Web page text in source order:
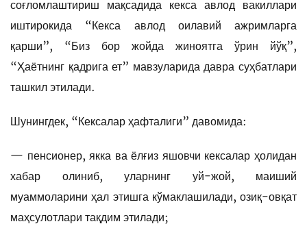
соғломлаштириш мақсадида кекса авлод вакиллари
иштирокида “Кекса авлод оилавий ажримларга
қарши”, “Биз бор жойда жиноятга ўрин йўқ”,
“Ҳаётнинг қадрига ет” мавзуларида давра суҳбатлари
ташкил этилади.
Шунингдек, “Кексалар ҳафталиги” давомида:
— пенсионер, якка ва ёлғиз яшовчи кексалар ҳолидан
хабар олиниб, уларнинг уй-жой, маиший
муаммоларини ҳал этишга кўмаклашилади, озиқ-овқат
маҳсулотлари тақдим этилади;